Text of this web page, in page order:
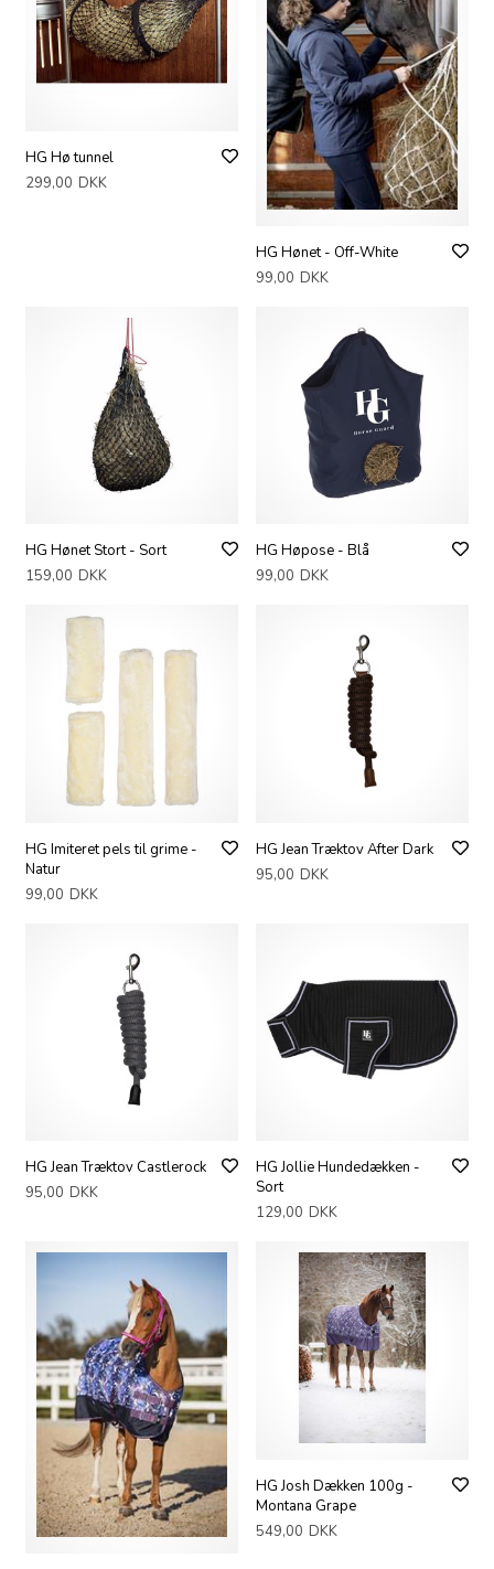
HG Hø tunnel
299,00 DKK
HG Hønet - Off-White
99,00 DKK
HG Hønet Stort - Sort
159,00 DKK
HG Høpose - Blå
99,00 DKK
HG Imiteret pels til grime -
Natur
99,00 DKK
HG Jean Træktov After Dark
95,00 DKK
HG Jean Træktov Castlerock
95,00 DKK
HG Jollie Hundedækken -
Sort
129,00 DKK
HG Josh Dækken 100g -
Montana Grape
549,00 DKK